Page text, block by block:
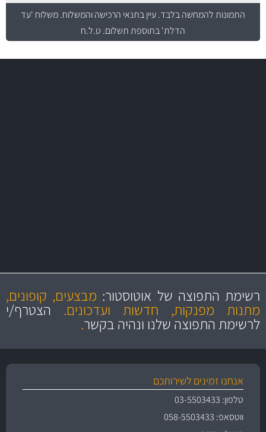
התמונות להמחשה בלבד.עיין בתנאי הרכישה והמשלוח. משלוח 'עד
הדלת' בתוספת תשלום. ט.ל.ח
מקצועיות
ושירות מצויין
מחירים
הוגנים
והיצע מוצרים איכותירשימת התפוצה של אוטוסטור: מבצעים, קופונים,
מתנות מפנקות, חדשות ועדכונים.הצטרף/י
לרשימת התפוצה שלנו ונהיה בקשר.
אנחנו זמינים לשירותכם
טלפון: 03-5503433
ווטסאפ: 058-5503433